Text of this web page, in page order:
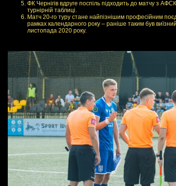
ФК Чернігів вдруге поспіль підходить до матчу з
турнірній таблиці.
Матч 20-го туру стане найпізнішим професійним
рамках календарного року – раніше таким був
листопада 2020 року.